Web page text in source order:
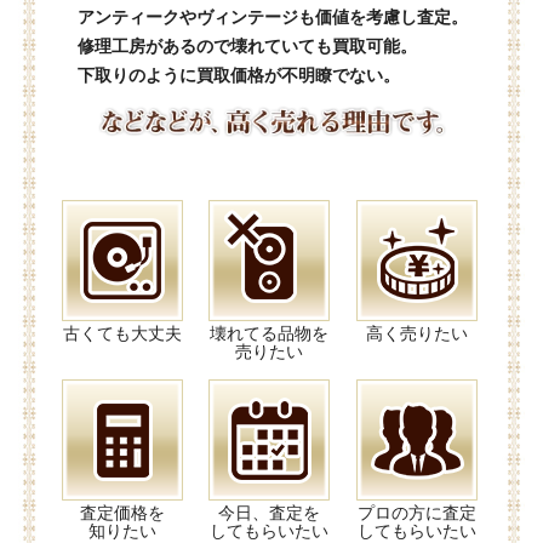
アンティークやヴィンテージも価値を考慮し査定。
修理工房があるので壊れていても買取可能。
下取りのように買取価格が不明瞭でない。
古くても大丈夫
壊れてる品物を
売りたい
高く売りたい
査定価格を
知りたい
今日、査定を
してもらいたい
プロの方に査定
してもらいたい